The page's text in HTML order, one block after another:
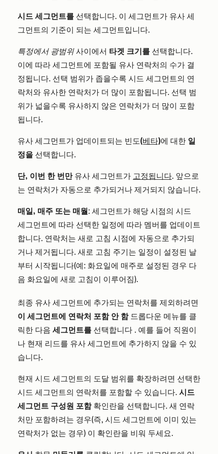
시드 세그먼트를 선택합니다. 이 세그먼트가 유사 세
그먼트의 기준이 되는 세그먼트입니다.
특정에서 광범위사이에서 타겟 크기를 선택합니다.
이에 따라 세그먼트에 포함될 유사 연락처의 수가 결
정됩니다. 선택 범위가 좁을수록 시드 세그먼트의 연
락처와 유사한 연락처가 더 많이 포함됩니다. 선택 범
위가 넓을수록 유사하지 않은 연락처가 더 많이 포함
됩니다.
유사 세그먼트가 업데이트되는 빈도(베타)에 대한 일
정을 선택합니다.
단, 이번 한 번만유사 세그먼트가 고정됩니다. 앞으로
는 연락처가 자동으로 추가되거나 제거되지 않습니다.
매일, 매주 또는 매월: 세그먼트가 해당 시점의 시드
세그먼트에 따라 선택한 일정에 따라 멤버를 업데이트
합니다. 연락처는 새로 고침 시점에 자동으로 추가되
거나 제거됩니다. 새로 고침 주기는 일정이 설정된 날
부터 시작됩니다(예: 화요일에 매주로 설정된 경우 다
음 화요일에 새로 고침이 이루어짐).
최종 유사 세그먼트에 추가되는 연락처를 제외하려면
이 세그먼트에 연락처 포함 안 함드롭다운 메뉴를 클
릭한 다음 세그먼트를 선택합니다 . 예를 들어 직원이
나 현재 리드를 유사 세그먼트에 추가하지 않을 수 있
습니다.
현재 시드 세그먼트의 도달 범위를 확장하려면 선택한
시드 세그먼트의 연락처를 포함할 수 있습니다. 시드
세그먼트 구성원 포함확인란을 선택합니다. 새 연락
처만 포함하려는 경우(즉, 시드 세그먼트에 이미 있는
연락처가 없는 경우) 이 확인란을 비워 두세요.